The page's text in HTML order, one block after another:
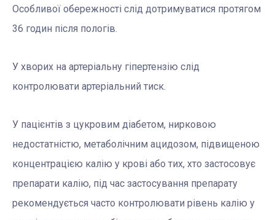
Особливої обережності слід дотримуватися протягом
36 годин після пологів.
У хворих на артеріальну гіпертензію слід
контролювати артеріальний тиск.
У пацієнтів з цукровим діабетом, нирковою
недостатністю, метаболічним ацидозом, підвищеною
концентрацією калію у крові або тих, хто застосовує
препарати калію, під час застосування препарату
рекомендується часто контролювати рівень калію у